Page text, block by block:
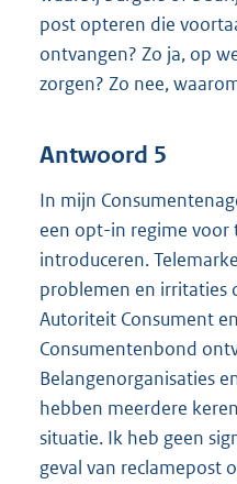
post opteren die
ontvangen? Zo ja, op
zorgen? Zo nee,
Antwoord 5
In mijn
een opt-in regime voor
introduceren.
problemen en irritaties
Autoriteit Consument
Consumentenbond
Belangenorganisaties
hebben meerdere
situatie. Ik heb geen
geval van reclamepost